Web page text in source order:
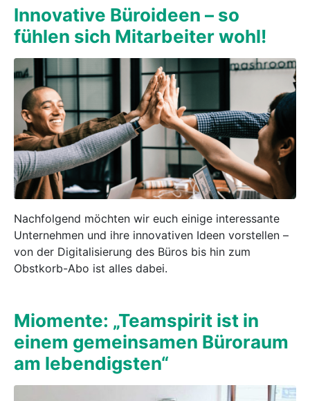
Innovative Büroideen – so
fühlen sich Mitarbeiter wohl!
Nachfolgend möchten wir euch einige interessante
Unternehmen und ihre innovativen Ideen vorstellen –
von der Digitalisierung des Büros bis hin zum
Obstkorb-Abo ist alles dabei.
Miomente: „Teamspirit ist in
einem gemeinsamen Büroraum
am lebendigsten“